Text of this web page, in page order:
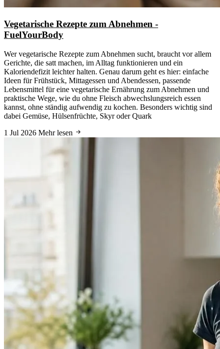
Vegetarische Rezepte zum Abnehmen -
FuelYourBody
Wer vegetarische Rezepte zum Abnehmen sucht, braucht vor allem
Gerichte, die satt machen, im Alltag funktionieren und ein
Kaloriendefizit leichter halten. Genau darum geht es hier: einfache
Ideen für Frühstück, Mittagessen und Abendessen, passende
Lebensmittel für eine vegetarische Ernährung zum Abnehmen und
praktische Wege, wie du ohne Fleisch abwechslungsreich essen
kannst, ohne ständig aufwendig zu kochen. Besonders wichtig sind
dabei Gemüse, Hülsenfrüchte, Skyr oder Quark
1 Jul 2026 Mehr lesen